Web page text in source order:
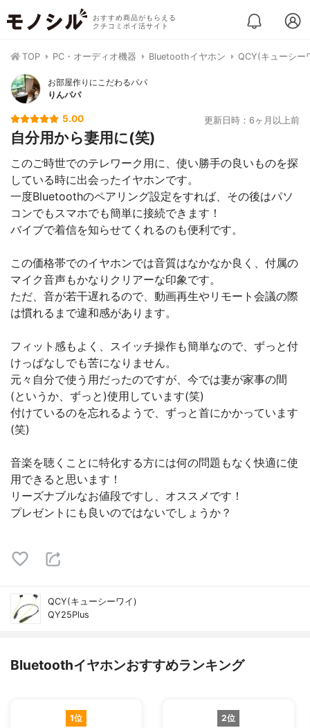
おすすめ商品がもらえる
クチコミポイ活サイト
TOP PC・オーディオ機器 Bluetoothイヤホン QCY(キューシー
お部屋作りにこだわるパパ
りんパパ
5.00 更新日時：6ヶ月以上前
自分用から妻用に(笑)
このご時世でのテレワーク用に、使い勝手の良いものを探
している時に出会ったイヤホンです。
一度Bluetoothのペアリング設定をすれば、その後はパソ
コンでもスマホでも簡単に接続できます！
バイブで着信を知らせてくれるのも便利です。
この価格帯でのイヤホンでは音質はなかなか良く、付属の
マイク音声もかなりクリアーな印象です。
ただ、音が若干遅れるので、動画再生やリモート会議の際
は慣れるまで違和感があります。
フィット感もよく、スイッチ操作も簡単なので、ずっと付
けっぱなしでも苦になりません。
元々自分で使う用だったのですが、今では妻が家事の間
(というか、ずっと)使用しています(笑)
付けているのを忘れるようで、ずっと首にかかっています
(笑)
音楽を聴くことに特化する方には何の問題もなく快適に使
用できると思います！
リーズナブルなお値段ですし、オススメです！
プレゼントにも良いのではないでしょうか？
QCY(キューシーワイ)
QY25Plus
Bluetoothイヤホンおすすめランキング
1位 2位